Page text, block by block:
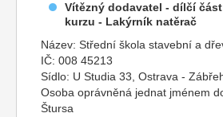
Vítězný dodavatel - dílčí
kurzu - Lakýrník natěrač
Název: Střední škola stavební a
IČ: 008 45213
Sídlo: U Studia 33, Ostrava -
Osoba oprávněná jednat jménem
Štursa